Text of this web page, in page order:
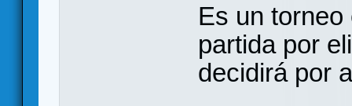
Es un
partida por
decidirá por